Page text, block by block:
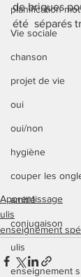
planification
Vie sociale
chanson
projet de vie
oui
oui/non
hygiène
couper les
amitié
conjugaison
ulis
enseignement
de briques
été  séparés
Apprentissage
ulis
enseignement